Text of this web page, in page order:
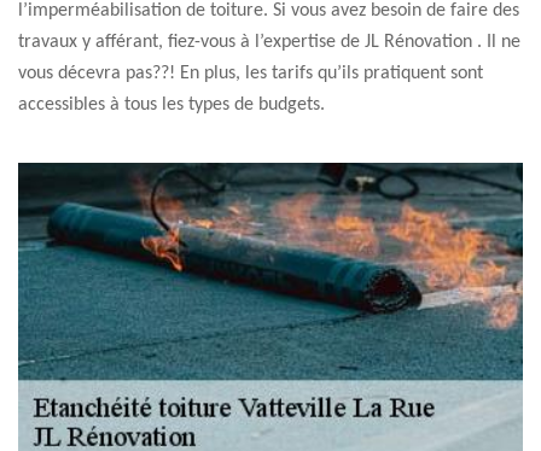
l’imperméabilisation de toiture. Si vous avez besoin de faire des
travaux y afférant, fiez-vous à l’expertise de JL Rénovation . Il ne
vous décevra pas??! En plus, les tarifs qu’ils pratiquent sont
accessibles à tous les types de budgets.